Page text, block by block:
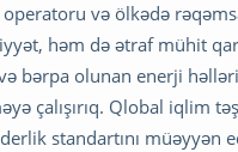
operatoru və ölkədə
həm də ətraf mühit
bərpa olunan enerji
çalışırıq. Qlobal iqlim
standartını müəyyən